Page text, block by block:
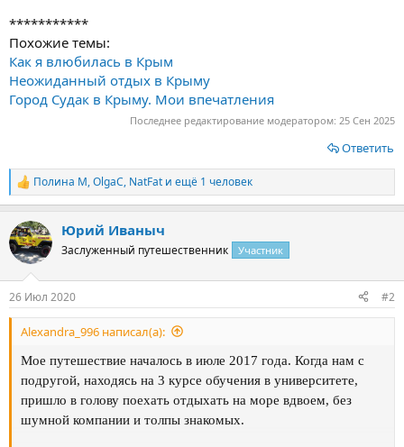
***********
Похожие темы:
Как я влюбилась в Крым
Неожиданный отдых в Крыму
Город Судак в Крыму. Мои впечатления
Последнее редактирование модератором: 25 Сен 2025
Ответить
Р
е
к
ц
и
Полина М,OlgaС, NatFat и ещё 1 человек
Юрий Иваныч
Заслуженный путешественник Участник
26 Июл 2020 #2
Alexandra_996 написал(а):
Мое путешествие началось в июле 2017 года. Когда нам с
подругой, находясь на 3 курсе обучения в университете,
пришло в голову поехать отдыхать на море вдвоем, без
шумной компании и толпы знакомых.